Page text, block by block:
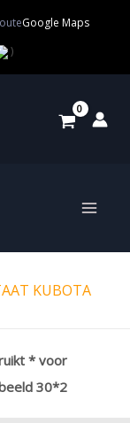
Google Maps
)
KUBOTA
* voor
30*2